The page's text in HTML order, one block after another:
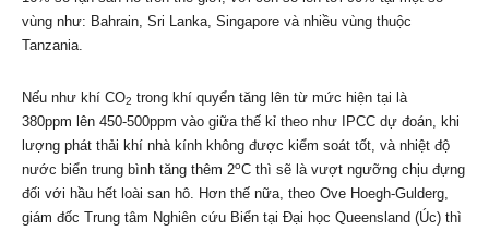
vùng như: Bahrain, Sri Lanka, Singapore và nhiều vùng thuộc
Tanzania.
Nếu như khí CO2 trong khí quyển tăng lên từ mức hiện tại là
380ppm lên 450-500ppm vào giữa thế kỉ theo như IPCC dự đoán, khi
lượng phát thải khí nhà kính không được kiểm soát tốt, và nhiệt độ
nước biển trung bình tăng thêm 2oC thì sẽ là vượt ngưỡng chịu đựng
đối với hầu hết loài san hô. Hơn thế nữa, theo Ove Hoegh-Gulderg,
giám đốc Trung tâm Nghiên cứu Biển tại Đại học Queensland (Úc) thì